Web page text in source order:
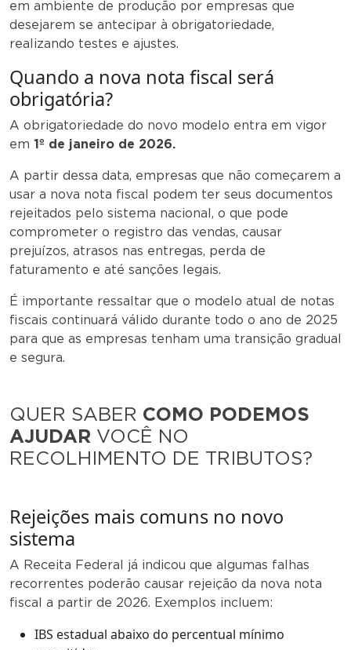
em ambiente de produção por empresas que
desejarem se antecipar à obrigatoriedade,
realizando testes e ajustes.
Quando a nova nota fiscal será
obrigatória?
A obrigatoriedade do novo modelo entra em vigor
em 1º de janeiro de 2026.
A partir dessa data, empresas que não começarem a
usar a nova nota fiscal podem ter seus documentos
rejeitados pelo sistema nacional, o que pode
comprometer o registro das vendas, causar
prejuízos, atrasos nas entregas, perda de
faturamento e até sanções legais.
É importante ressaltar que o modelo atual de notas
fiscais continuará válido durante todo o ano de 2025
para que as empresas tenham uma transição gradual
e segura.
QUER SABER COMO PODEMOS
AJUDAR VOCÊ NO
RECOLHIMENTO DE TRIBUTOS?
Rejeições mais comuns no novo
sistema
A Receita Federal já indicou que algumas falhas
recorrentes poderão causar rejeição da nova nota
fiscal a partir de 2026. Exemplos incluem:
IBS estadual abaixo do percentual mínimo